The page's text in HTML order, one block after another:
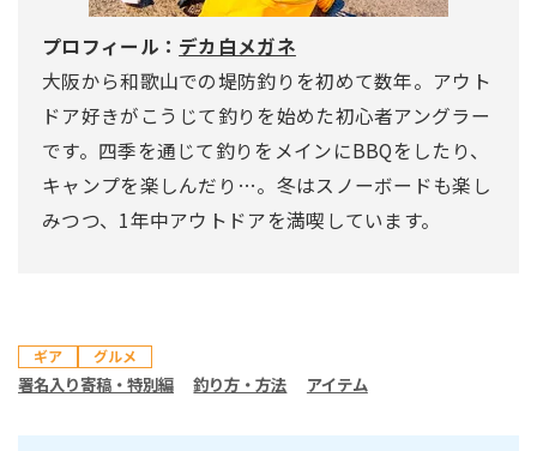
プロフィール： デカ白メガネ
大阪から和歌山での堤防釣りを初めて数年。アウト
ドア好きがこうじて釣りを始めた初心者アングラー
です。四季を通じて釣りをメインにBBQをしたり、
キャンプを楽しんだり…。冬はスノーボードも楽し
みつつ、1年中アウトドアを満喫しています。
ギア グルメ
署名入り寄稿・特別編 釣り方・方法 アイテム